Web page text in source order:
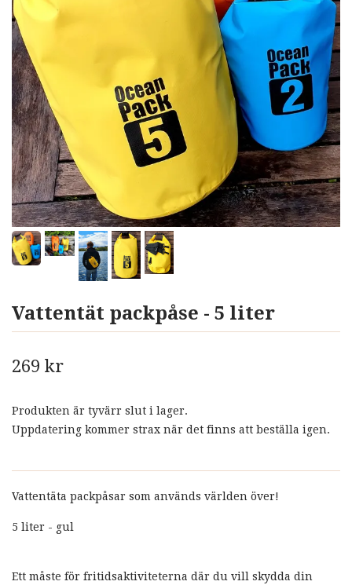
Vattentät packpåse - 5 liter
269 kr
Produkten är tyvärr slut i lager.
Uppdatering kommer strax när det finns att beställa igen.
Vattentäta packpåsar som används världen över!
5 liter - gul
Ett måste för fritidsaktiviteterna där du vill skydda din